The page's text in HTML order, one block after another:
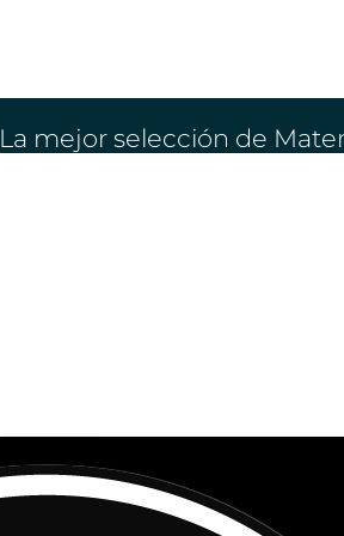
La mejor selección de